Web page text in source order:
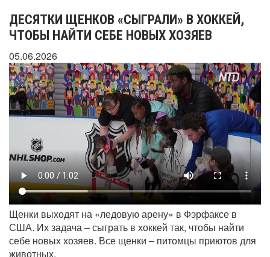
ДЕСЯТКИ ЩЕНКОВ «СЫГРАЛИ» В ХОККЕЙ,
ЧТОБЫ НАЙТИ СЕБЕ НОВЫХ ХОЗЯЕВ
05.06.2026
Щенки выходят на «ледовую арену» в Фэрфаксе в
США. Их задача – сыграть в хоккей так, чтобы найти
себе новых хозяев. Все щенки – питомцы приютов для
животных.